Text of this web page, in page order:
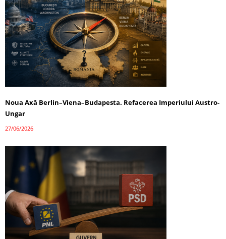
Noua Axă Berlin–Viena–Budapesta. Refacerea Imperiului Austro-
Ungar
27/06/2026